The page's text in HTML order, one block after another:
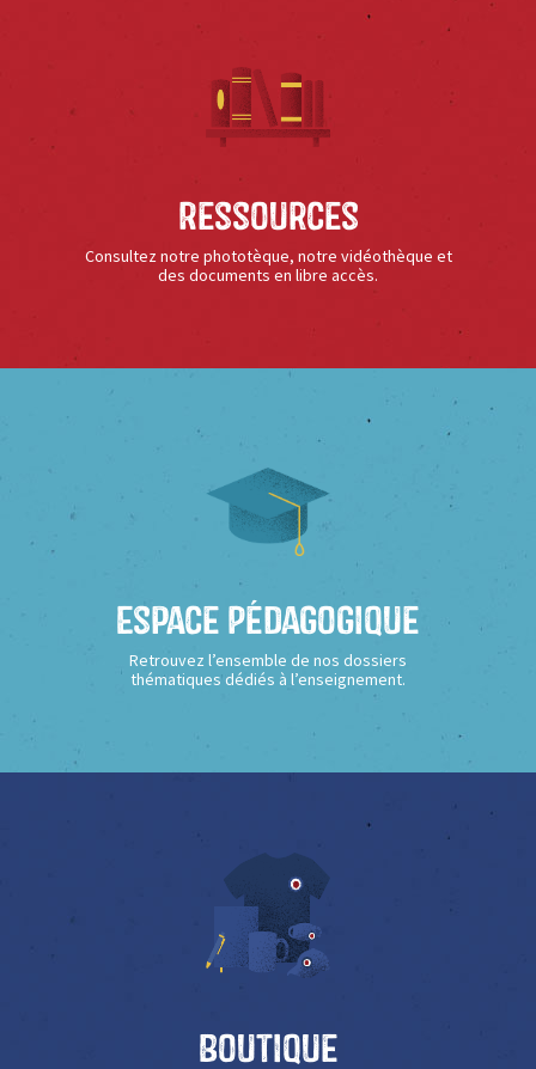
Ressources
Consultez notre phototèque, notre vidéothèque et
des documents en libre accès.
Espace Pédagogique
Retrouvez l’ensemble de nos dossiers
thématiques dédiés à l’enseignement.
Boutique